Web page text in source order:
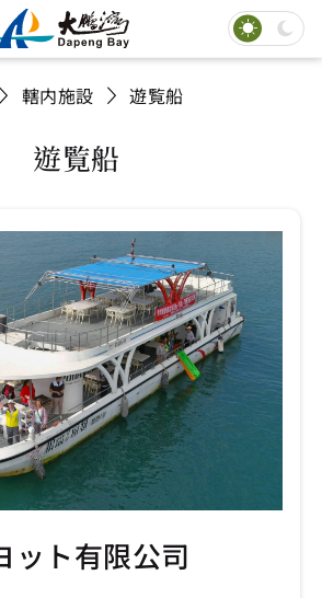
轄内施設 遊覧船
遊覧船
ット有限公司